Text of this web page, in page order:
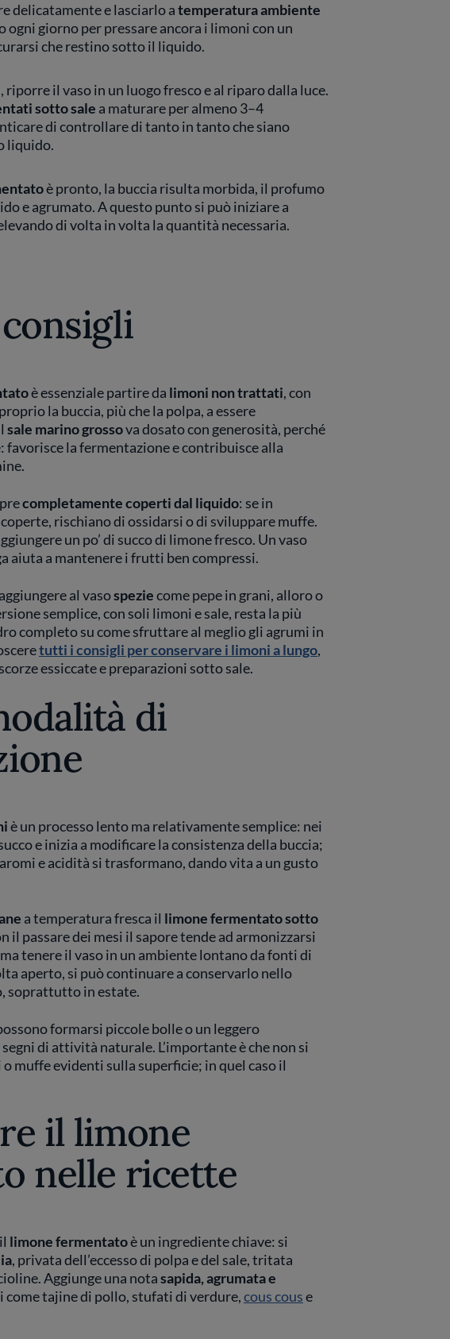
delicatamente e lasciarlo atemperatura ambiente
ogni giorno per pressare ancora i limoni con un
che restino sotto il liquido.
il vaso in un luogo fresco e al riparo dalla luce.
sotto sale a maturare per almeno 3–4
di controllare di tanto in tanto che siano
liquido.
è pronto, la buccia risulta morbida, il profumo
e agrumato. A questo punto si può iniziare a
di volta in volta la quantità necessaria.
è essenziale partire da limoni non trattati, con
la buccia, più che la polpa, a essere
sale marino grossova dosato con generosità, perché
favorisce la fermentazione e contribuisce alla
completamente coperti dal liquido: se in
rischiano di ossidarsi o di sviluppare muffe.
un po’ di succo di limone fresco. Un vaso
aiuta a mantenere i frutti ben compressi.
al vasospeziecome pepe in grani, alloro o
semplice, con soli limoni e sale, resta la più
completo su come sfruttare al meglio gli agrumi in
tutti i consigli per conservare i limoni a lungo,
essiccate e preparazioni sotto sale.
di
è un processo lento ma relativamente semplice: nei
e inizia a modificare la consistenza della buccia;
e acidità si trasformano, dando vita a un gusto
a temperatura fresca il limone fermentato sotto
il passare dei mesi il sapore tende ad armonizzarsi
tenere il vaso in un ambiente lontano da fonti di
aperto, si può continuare a conservarlo nello
soprattutto in estate.
formarsi piccole bolle o un leggero
di attività naturale. L’importante è che non si
muffe evidenti sulla superficie; in quel caso il
il limone
nelle ricette
limone fermentatoè un ingrediente chiave: si
, privata dell’eccesso di polpa e del sale, tritata
Aggiunge una notasapida, agrumata e
come tajine di pollo, stufati di verdure,cous couse